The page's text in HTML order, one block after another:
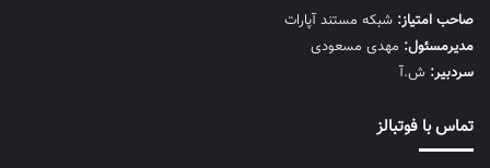
صاحب امتیاز: شبکه مستند آپارات
مديرمسئول: مهدی مسعودی
سردبیر: ش.آ
تماس با فوتبالز